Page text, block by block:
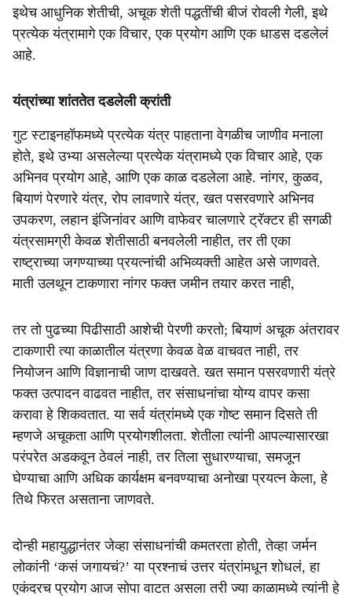
इथेच आधुनिक शेतीची, अचूक शेती पद्धतींची बीजं रोवली गेली, इथे
प्रत्येक यंत्रामागे एक विचार, एक प्रयोग आणि एक धाडस दडलेलं
आहे.
यंत्रांच्या शांततेत दडलेली क्रांती
गुट स्टाइनहॉफमध्ये प्रत्येक यंत्र पाहताना वेगळीच जाणीव मनाला
होते, इथे उभ्या असलेल्या प्रत्येक यंत्रामध्ये एक विचार आहे, एक
अभिनव प्रयोग आहे, आणि एक काळ दडलेला आहे. नांगर, कुळव,
बियाणं पेरणारे यंत्र, रोप लावणारे यंत्र, खत पसरवणारे अभिनव
उपकरण, लहान इंजिनांवर आणि वाफेवर चालणारे ट्रॅक्टर ही सगळी
यंत्रसामग्री केवळ शेतीसाठी बनवलेली नाहीत, तर ती एका
राष्ट्राच्या जगण्याच्या प्रयत्नांची अभिव्यक्ती आहेत असे जाणवते.
माती उलथून टाकणारा नांगर फक्त जमीन तयार करत नाही,
तर तो पुढच्या पिढीसाठी आशेची पेरणी करतो; बियाणं अचूक अंतरावर
टाकणारी त्या काळातील यंत्रणा केवळ वेळ वाचवत नाही, तर
नियोजन आणि विज्ञानाची जाण दाखवते. खत समान पसरवणारी यंत्रे
फक्त उत्पादन वाढवत नाहीत, तर संसाधनांचा योग्य वापर कसा
करावा हे शिकवतात. या सर्व यंत्रांमध्ये एक गोष्ट समान दिसते ती
म्हणजे अचूकता आणि प्रयोगशीलता. शेतीला त्यांनी आपल्यासारखा
परंपरेत अडकवून ठेवलं नाही, तर तिला सुधारण्याचा, समजून
घेण्याचा आणि अधिक कार्यक्षम बनवण्याचा अनोखा प्रयत्न केला, हे
तिथे फिरत असताना जाणवते.
दोन्ही महायुद्धानंतर जेव्हा संसाधनांची कमतरता होती, तेव्हा जर्मन
लोकांनी ‘कसं जगायचं?’ या प्रश्नाचं उत्तर यंत्रांमधून शोधलं, हा
एकंदरच प्रयोग आज सोपा वाटत असला तरी ज्या काळामध्ये त्यांनी हे